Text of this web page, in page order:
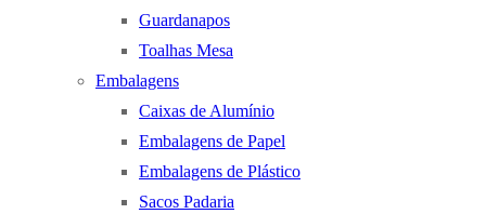
Guardanapos
Toalhas Mesa
Embalagens
Caixas de Alumínio
Embalagens de Papel
Embalagens de Plástico
Sacos Padaria